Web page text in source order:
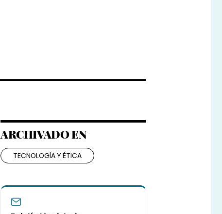
ARCHIVADO EN
TECNOLOGÍA Y ÉTICA